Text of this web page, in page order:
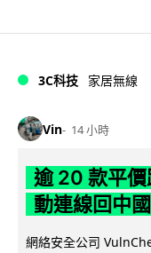
3C科技 家居無線
Vin 14 小時
逾 20 款平
動連線回中
網絡安全公司